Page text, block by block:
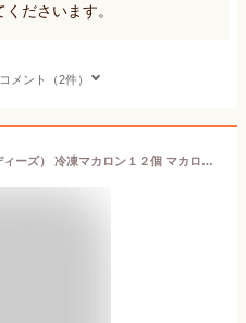
ださいます。
メント（2件）
GLAMOURDISE （グラモウディーズ） 冷凍マカロン１２個 マカロン専門店 プレゼント お祝い 挨拶 手土産 お洒落